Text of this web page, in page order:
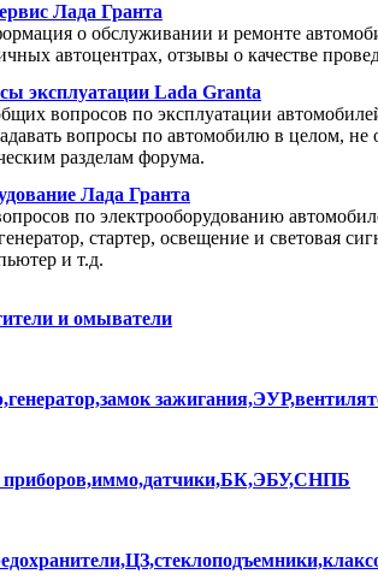
Лада Гранта
о обслуживании и ремонте
автоцентрах, отзывы о качестве
эксплуатации Lada Granta
вопросов по эксплуатации
вопросы по автомобилю в целом, не
разделам форума.
Лада Гранта
по электрооборудованию
стартер, освещение и световая
и т.д.
и омыватели
приборов,иммо,датчики,БК,ЭБУ,СНПБ